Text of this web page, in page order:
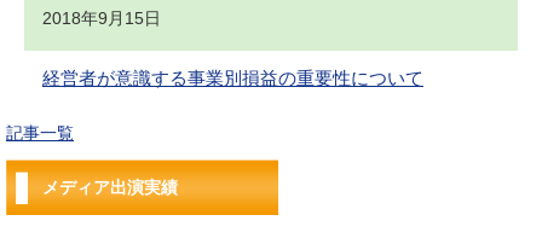
2018年9月15日
経営者が意識する事業別損益の重要性について
記事一覧
メディア出演実績